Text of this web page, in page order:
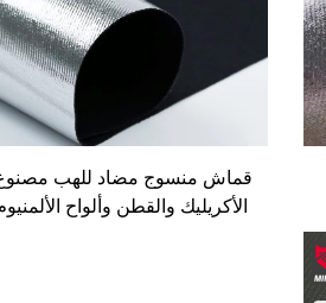
قماش منسوج مضاد للهب
الأكريليك والقطن وألواح